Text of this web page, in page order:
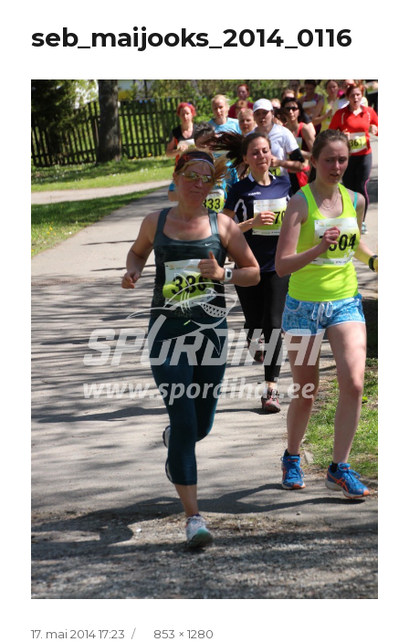
seb_maijooks_2014_0116
Postitatud
17. mai 2014 17:23 Täissuurus
853 × 1280